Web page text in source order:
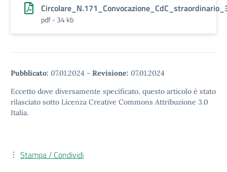
pdf - 34 kb
Pubblicato: 07.01.2024 - Revisione: 07.01.2024
Eccetto dove diversamente specificato, questo articolo è stato
rilasciato sotto Licenza Creative Commons Attribuzione 3.0
Italia.
Stampa / Condividi